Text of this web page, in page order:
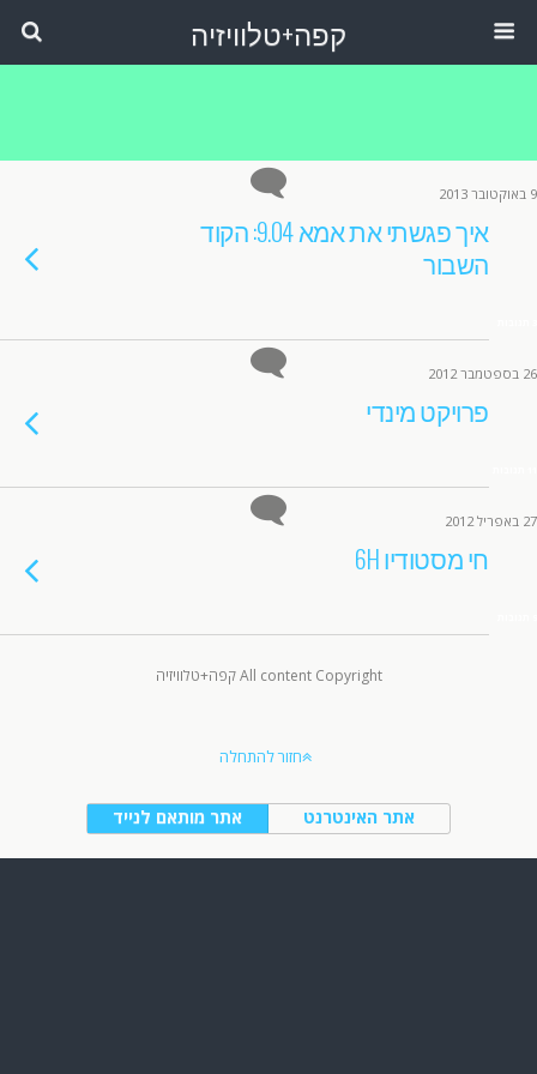
קפה+טלוויזיה
9 באוקטובר 2013
איך פגשתי את אמא 9.04: הקוד
השבור
26 בספטמבר 2012
פרויקט מינדי
27 באפריל 2012
חי מסטודיו 6H
All content Copyright קפה+טלוויזיה
חזור להתחלה
אתר מותאם לנייד אתר האינטרנט